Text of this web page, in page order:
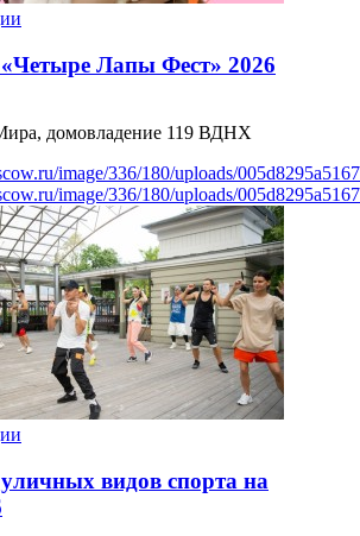
Лапы Фест» 2026
домовладение 119 ВДНХ
image/336/180/uploads/
image/336/180/uploads/
видов спорта на